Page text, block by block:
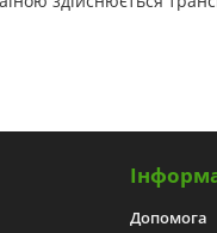
Допомога